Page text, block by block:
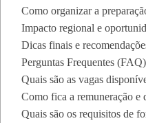
Como organizar a
Impacto regional e
Dicas finais e
Perguntas Frequentes (FAQ)
Quais são as vagas
Como fica a remuneração e
Quais são os requisitos de